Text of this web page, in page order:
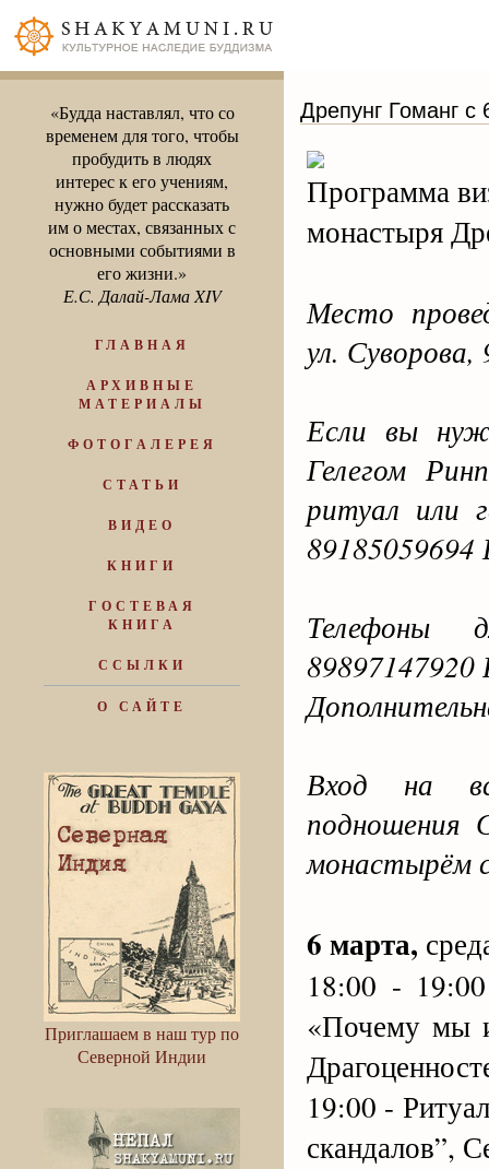
«Будда наставлял, что со
временем для того, чтобы
пробудить в людях
интерес к его учениям,
нужно будет рассказать
им о местах, связанных с
основными событиями в
его жизни.»
Е.С. Далай-Лама XIV
ГЛАВНАЯ
АРХИВНЫЕ
МАТЕРИАЛЫ
ФОТОГАЛЕРЕЯ
СТАТЬИ
ВИДЕО
КНИГИ
ГОСТЕВАЯ
КНИГА
ССЫЛКИ
О САЙТЕ
Приглашаем в наш тур по
Северной Индии
Дрепунг Гоманг с
Программа
монастыря
Место
ул.
Если вы
Гелегом
ритуал или
89185059694
Телефоны
89897147920
Вход на
подношения
монастырём
6 марта,
18:00 -
«Почему мы
19:00 -
скандалов”,